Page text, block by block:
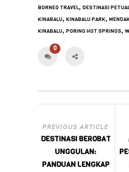
BORNEO TRAVEL, DESTINASI
KINABALU, KINABALU PARK,
KINABALU, PORING HOT SPRINGS,
0
PREVIOUS ARTICLE
DESTINASI BEROBAT
UNGGULAN:
PANDUAN LENGKAP